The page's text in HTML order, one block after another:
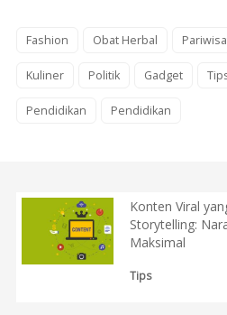
Fashion Obat Herbal
Kuliner Politik Gadget
Pendidikan Pendidikan
Konten Viral
Storytelling:
Maksimal
Tips